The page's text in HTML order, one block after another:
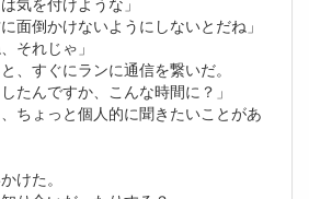
面倒かけないようにしないとだね」
それじゃ」
、すぐにランに通信を繋いだ。
たんですか、こんな時間に？」
ちょっと個人的に聞きたいことがあ
けた。